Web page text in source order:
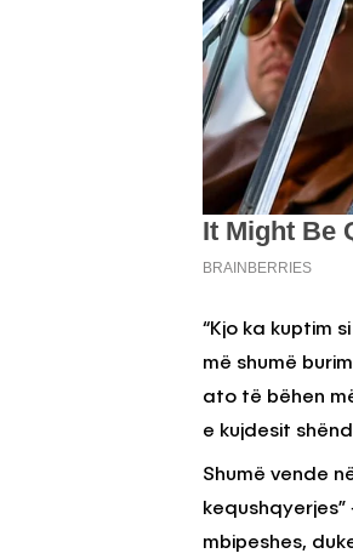
“Kjo ka kuptim
më shumë
ato të bëhen
e kujdesit
Shumë vende
mbipeshes,